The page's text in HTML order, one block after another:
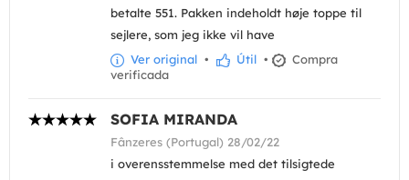
betalte 551. Pakken indeholdt høje toppe til
sejlere, som jeg ikke vil have
Ver original • Útil •
Compra
verificada
SOFIA MIRANDA
Fânzeres (Portugal) 28/02/22
i overensstemmelse med det tilsigtede